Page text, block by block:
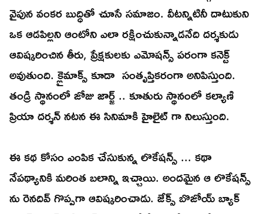
వైపున వంకర బుద్ధితో చూసే సమాజం. వీటన్నిటినీ దాటుకుని
ఒక ఆడపిల్లని ఆంటోని ఎలా రక్షించుకున్నాడనేది దర్శకుడు
ఆవిష్కరించిన తీరు, ప్రేక్షకులకు ఎమోషన్స్ పరంగా కనెక్ట్
అవుతుంది. క్లైమాక్స్ కూడా సంతృప్తికరంగా అనిపిస్తుంది.
తండ్రి స్థానంలో జోజు జార్జ్ .. కూతురు స్థానంలో కల్యాణి
ప్రియా దర్శన్ నటన ఈ సినిమాకి హైలైట్ గా నిలుస్తుంది.
ఈ కథ కోసం ఎంపిక చేసుకున్న లొకేషన్స్ ... కథా
నేపథ్యానికి మరింత బలాన్ని ఇచ్చాయి. అందమైన ఆ లొకేషన్స్
ను రెనదివ్ గొప్పగా ఆవిష్కరించాడు. జేక్స్ బొజోయ్ బ్యాక్